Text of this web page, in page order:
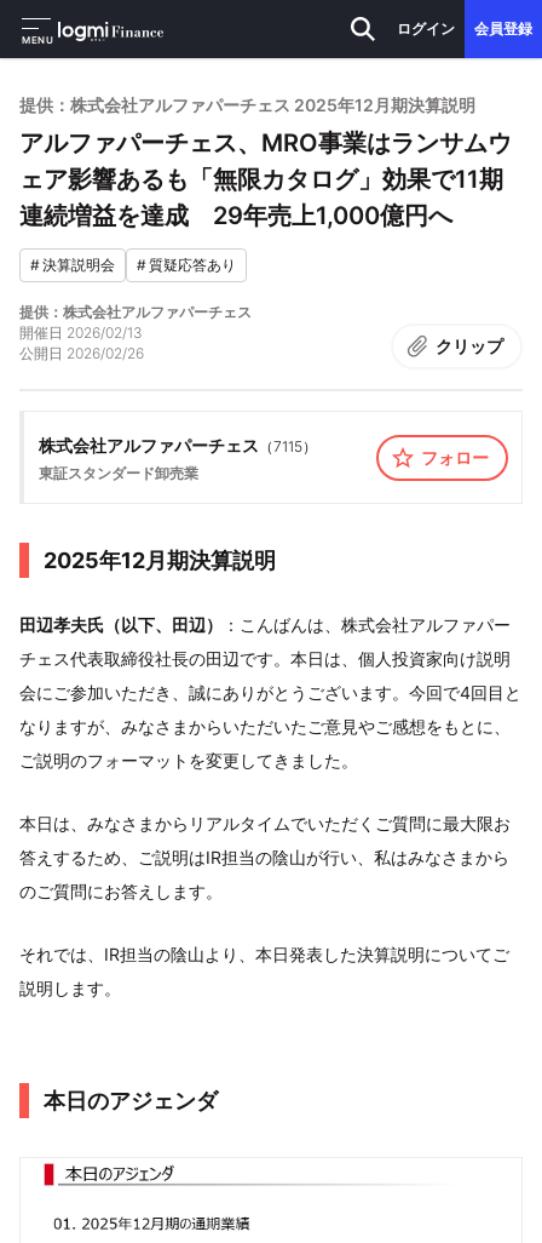
MENU
ログイン 会員登録
提供：株式会社アルファパーチェス 2025年12月期決算説明
アルファパーチェス、MRO事業はランサムウ
ェア影響あるも「無限カタログ」効果で11期
連続増益を達成 29年売上1,000億円へ
#決算説明会 #質疑応答あり
提供：株式会社アルファパーチェス
開催日 2026/02/13
公開日 2026/02/26 クリップ
株式会社アルファパーチェス （7115）
東証スタンダード卸売業
フォロー
2025年12月期決算説明
田辺孝夫氏（以下、田辺）
：こんばんは、株式会社アルファパー
チェス代表取締役社長の田辺です。本日は、個人投資家向け説明
会にご参加いただき、誠にありがとうございます。今回で4回目と
なりますが、みなさまからいただいたご意見やご感想をもとに、
ご説明のフォーマットを変更してきました。
本日は、みなさまからリアルタイムでいただくご質問に最大限お
答えするため、ご説明はIR担当の陰山が行い、私はみなさまから
のご質問にお答えします。
それでは、IR担当の陰山より、本日発表した決算説明についてご
説明します。
本日のアジェンダ